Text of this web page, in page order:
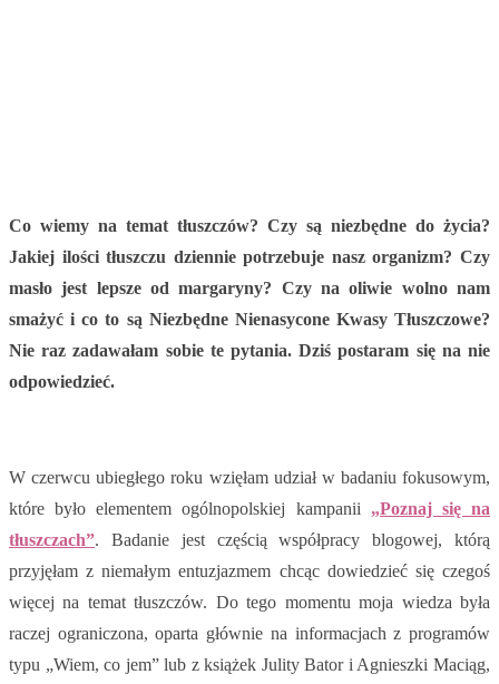
Co wiemy na temat tłuszczów? Czy są niezbędne do życia?
Jakiej ilości tłuszczu dziennie potrzebuje nasz organizm? Czy
masło jest lepsze od margaryny? Czy na oliwie wolno nam
smażyć i co to są Niezbędne Nienasycone Kwasy Tłuszczowe?
Nie raz zadawałam sobie te pytania. Dziś postaram się na nie
odpowiedzieć.
W czerwcu ubiegłego roku wzięłam udział w badaniu fokusowym,
które było elementem ogólnopolskiej kampanii „Poznaj się na
tłuszczach”. Badanie jest częścią współpracy blogowej, którą
przyjęłam z niemałym entuzjazmem chcąc dowiedzieć się czegoś
więcej na temat tłuszczów. Do tego momentu moja wiedza była
raczej ograniczona, oparta głównie na informacjach z programów
typu „Wiem, co jem” lub z książek Julity Bator i Agnieszki Maciąg,